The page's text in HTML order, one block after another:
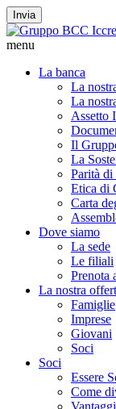
Invia
menu
La banca
La
La
Assetto
Il
La
Parità di
Etica di
Carta
Dove siamo
La sede
Le filiali
Prenota
La nostra
Famiglie
Imprese
Giovani
Soci
Soci
Essere
Come